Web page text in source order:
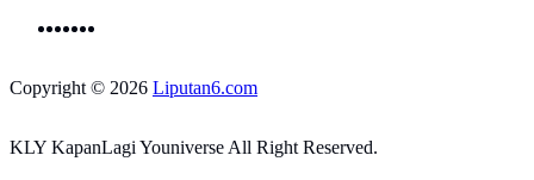
Copyright © 2026 Liputan6.com
KLY KapanLagi Youniverse All Right Reserved.